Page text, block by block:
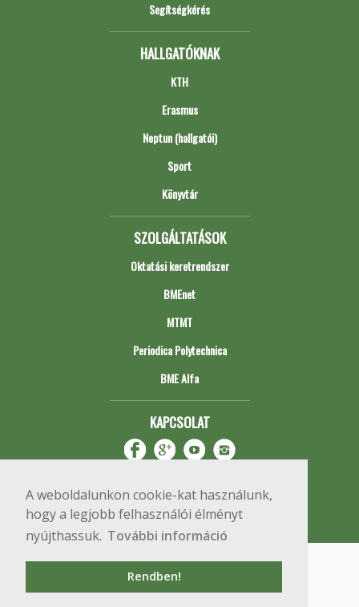
A weboldalunkon cookie-kat használunk,
hogy a legjobb felhasználói élményt
nyújthassuk. További információ
Rendben!
Segítségkérés
HALLGATÓKNAK
KTH
Erasmus
Neptun (hallgatói)
Sport
Könyvtár
SZOLGÁLTATÁSOK
Oktatási keretrendszer
BMEnet
MTMT
Periodica Polytechnica
BME Alfa
KAPCSOLAT
Copyright © 2020 BME Építőmérnöki Kar
1111 Budapest, Műegyetem rkp. 3.